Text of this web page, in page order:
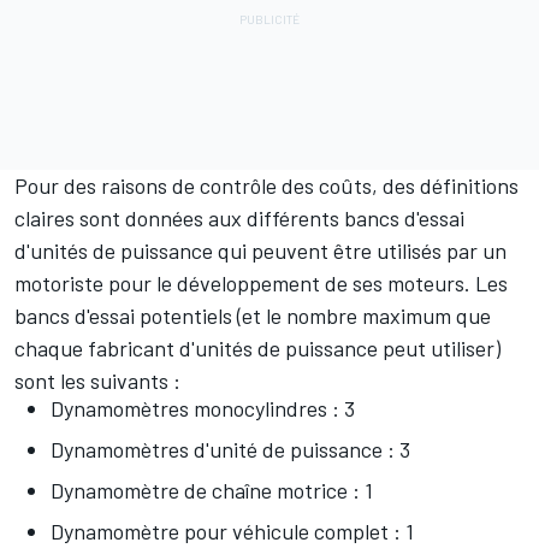
Pour des raisons de contrôle des coûts, des définitions
claires sont données aux différents bancs d'essai
d'unités de puissance qui peuvent être utilisés par un
motoriste pour le développement de ses moteurs. Les
bancs d'essai potentiels (et le nombre maximum que
chaque fabricant d'unités de puissance peut utiliser)
sont les suivants :
Dynamomètres monocylindres : 3
Dynamomètres d'unité de puissance : 3
Dynamomètre de chaîne motrice : 1
Dynamomètre pour véhicule complet : 1